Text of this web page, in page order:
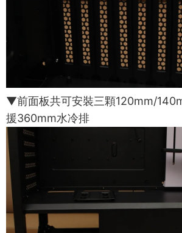
▼前面板共可安裝三顆120mm/
援360mm水冷排